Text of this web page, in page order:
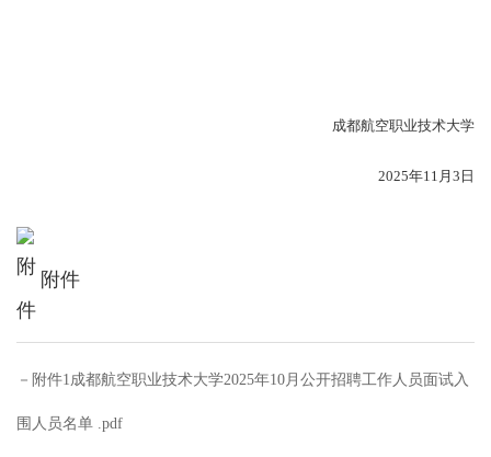
成都航空职业技术大学
2025年11月3日
附件
附件1成都航空职业技术大学2025年10月公开招聘工作人员面试入
围人员名单 .pdf